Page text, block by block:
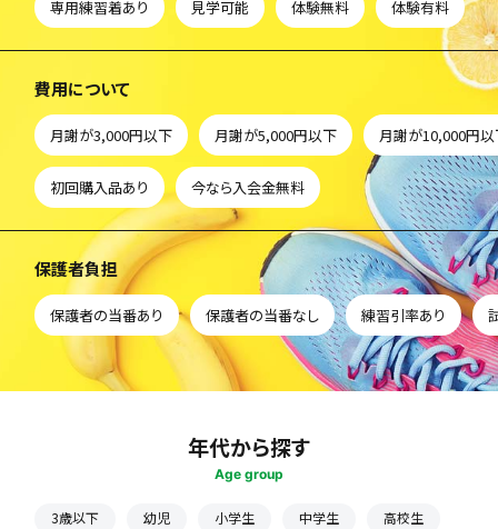
専用練習着あり 見学可能 体験無料 体験有料
費用について
月謝が3,000円以下 月謝が5,000円以下 月謝が10,000円
初回購入品あり 今なら入会金無料
保護者負担
保護者の当番あり 保護者の当番なし 練習引率あり
年代から探す
Age group
3歳以下 幼児 小学生 中学生 高校生